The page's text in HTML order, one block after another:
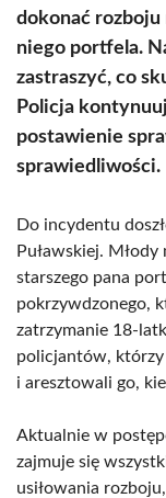
dokonać rozboju
niego portfela.
zastraszyć, co
Policja
postawienie
sprawiedliwości.
Do incydentu
Puławskiej. Młody
starszego pana
pokrzywdzonego,
zatrzymanie 18-
policjantów,
i aresztowali go,
Aktualnie w
zajmuje się
usiłowania